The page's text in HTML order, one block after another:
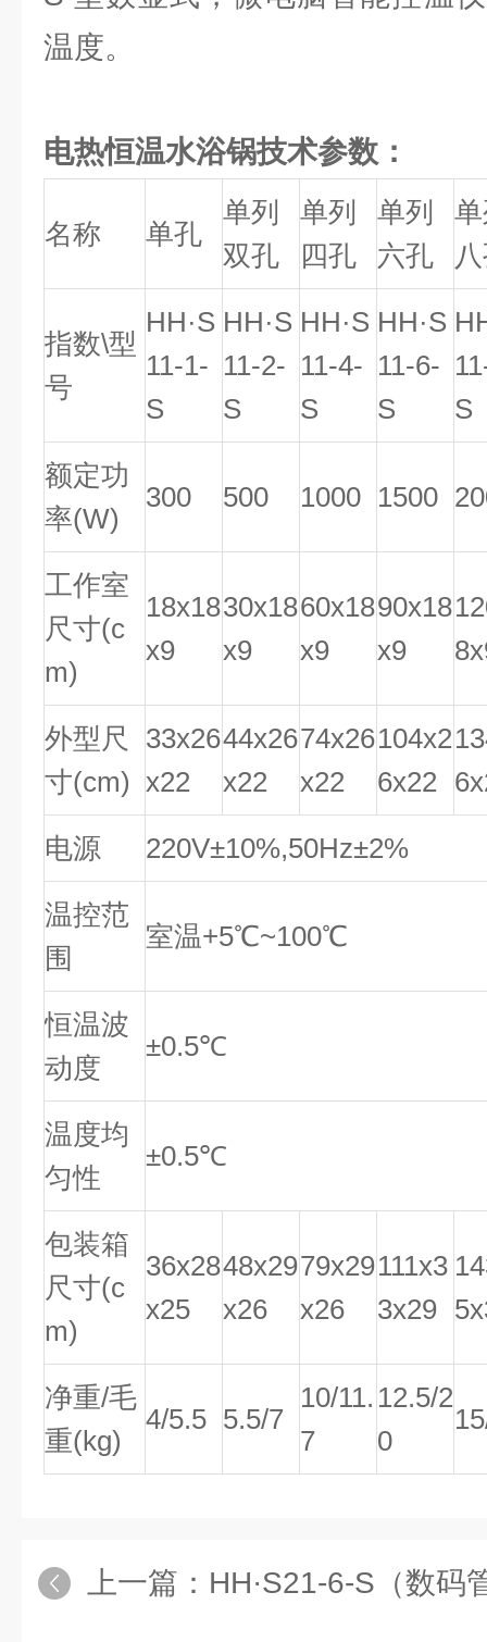
温度。
电热恒温水浴锅技术参数：
名称 单孔
单列
双孔
单列
四孔
单列
六孔
指数\型
号
HH·S
11-1-
S
HH·S
11-2-
S
HH·S
11-4-
S
HH·S
11-6-
S
S
额定功
率(W)
300 500 1000 1500
工作室
尺寸(c
m)
18x18
x9
30x18
x9
60x18
x9
90x18
x9
外型尺
寸(cm)
33x26
x22
44x26
x22
74x26
x22
104x2
6x22
电源 220V±10%,50Hz±2%
温控范
围
室温+5℃~100℃
恒温波
动度
±0.5℃
温度均
匀性
±0.5℃
包装箱
尺寸(c
m)
36x28
x25
48x29
x26
79x29
x26
111x3
3x29
净重/毛
重(kg)
4/5.5 5.5/7
10/11.
7
12.5/2
0
上一篇： HH·S21-6-S（数码管显